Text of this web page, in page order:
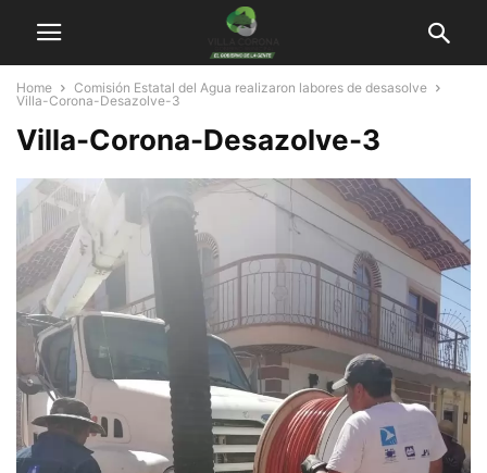
Home
Comisión Estatal del Agua realizaron labores de desasolve
Villa-Corona-Desazolve-3
Villa-Corona-Desazolve-3